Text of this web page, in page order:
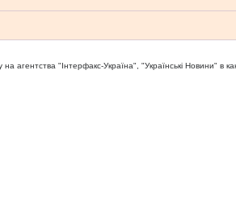
агентства "Iнтерфакс-Україна", "Українськi Новини" в